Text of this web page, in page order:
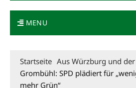
MENU
Startseite Aus Würzburg und
Grombühl: SPD plädiert für
mehr Grün“